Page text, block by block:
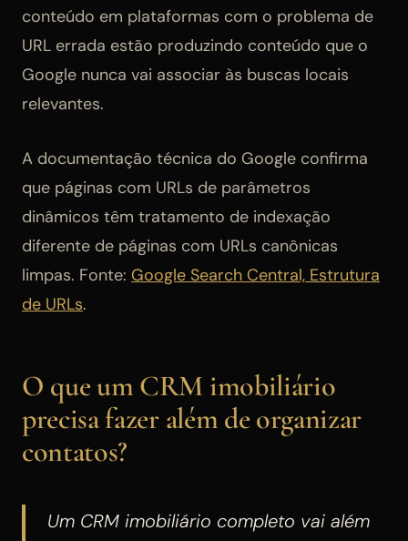
conteúdo em plataformas com o problema de
URL errada estão produzindo conteúdo que o
Google nunca vai associar às buscas locais
relevantes.
A documentação técnica do Google confirma
que páginas com URLs de parâmetros
dinâmicos têm tratamento de indexação
diferente de páginas com URLs canônicas
limpas. Fonte: Google Search Central, Estrutura
de URLs.
O que um CRM imobiliário
precisa fazer além de organizar
contatos?
Um CRM imobiliário completo vai além